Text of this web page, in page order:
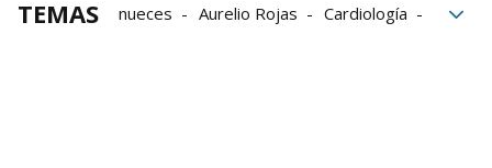
TEMAS nueces Aurelio Rojas
Cardiología